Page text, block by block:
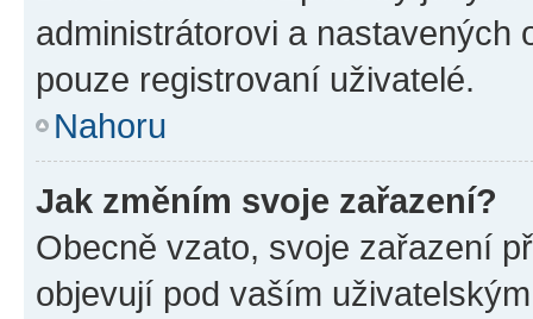
administrátorovi a nastavených
pouze registrovaní uživatelé.
Nahoru
Jak změním svoje zařazení?
Obecně vzato, svoje zařazení
objevují pod vaším